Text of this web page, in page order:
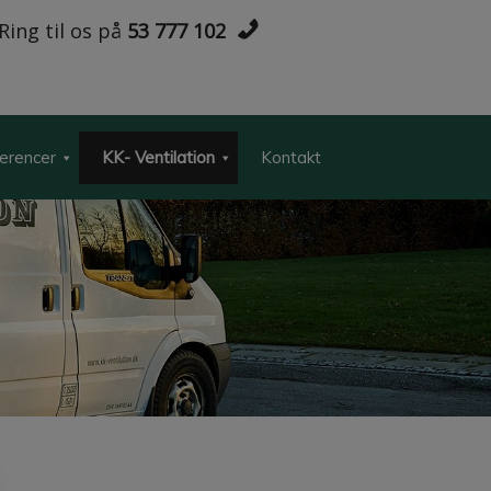
Ring til os på 53 777 102
KK- Ventilation Kontakt